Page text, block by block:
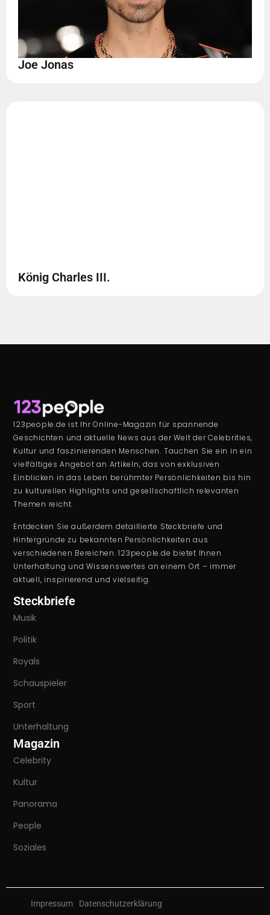
Joe Jonas
König Charles III.
123people.de ist Ihr Online-Magazin für spannende
Geschichten und aktuelle News aus der Welt der Celebrities,
Kultur und faszinierenden Menschen. Tauchen Sie ein in ein
vielfältiges Angebot an Artikeln, das von exklusiven
Einblicken in das Leben berühmter Persönlichkeiten bis hin
zu kulturellen Highlights und gesellschaftlich relevanten
Themen reicht.
Entdecken Sie außerdem detaillierte Steckbriefe und
Hintergründe zu bekannten Persönlichkeiten aus
verschiedenen Bereichen. 123people.de bietet Ihnen
Unterhaltung und Wissenswertes an einem Ort – immer
aktuell, inspirierend und vielseitig.
Steckbriefe
Musik
Politik
Royals
Schauspieler
Sport
Unterhaltung
Magazin
Celebrity
Kultur
Panorama
People
Soziales
Impressum Datenschutzerklärung